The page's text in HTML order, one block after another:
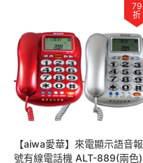
79
折
【aiwa愛華】來電顯示語音報
號有線電話機 ALT-889(兩色)